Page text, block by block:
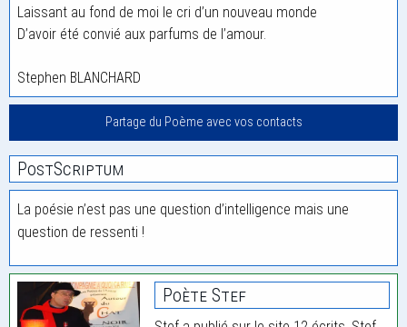
Laissant au fond de moi le cri d’un nouveau monde
D’avoir été convié aux parfums de l’amour.
Stephen BLANCHARD
Partage du Poème avec vos contacts
PostScriptum
La poésie n’est pas une question d’intelligence mais une
question de ressenti !
Poète Stef